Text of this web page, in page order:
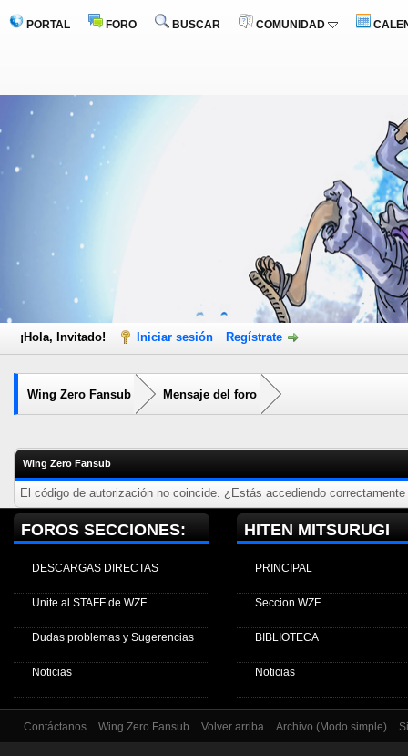
PORTAL FORO BUSCAR COMUNIDAD
¡Hola, Invitado! Iniciar sesión Regístrate
Wing Zero Fansub Mensaje del foro
Wing Zero Fansub
El código de autorización no coincide. ¿Estás accediendo
FOROS SECCIONES:
DESCARGAS DIRECTAS
Unite al STAFF de WZF
Dudas problemas y Sugerencias
Noticias
HITEN MITSURUGI
PRINCIPAL
Seccion WZF
BIBLIOTECA
Noticias
Contáctanos Wing Zero Fansub Volver arriba Archivo (Modo simple)